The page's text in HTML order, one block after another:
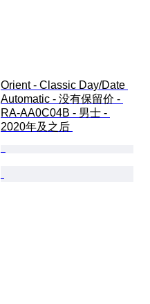
Orient - Classic Day/Date
Automatic - 没有保留价 -
RA-AA0C04B - 男士 -
2020年及之后